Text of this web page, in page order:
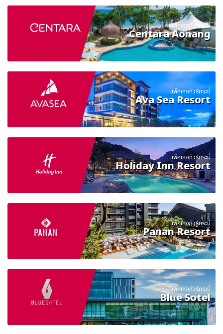
แพ็คเกจทัวร์กระบี่
Centara Aonang
แพ็คเกจทัวร์กระบี่
Ava Sea Resort
แพ็คเกจทัวร์กระบี่
Holiday Inn Resort
แพ็คเกจทัวร์กระบี่
Panan Resort
แพ็คเกจทัวร์กระบี่
Blue Sotel